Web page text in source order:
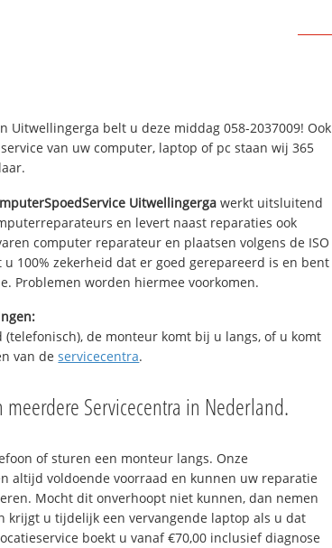
Uitwellingerga belt u deze middag 058-2037009! Ook
van uw computer, laptop of pc staan wij 365
Uitwellingerga werkt uitsluitend
en levert naast reparaties ook
computer reparateur en plaatsen volgens de ISO
u 100% zekerheid dat er goed gerepareerd is en bent
Problemen worden hiermee voorkomen.
de monteur komt bij u langs, of u komt
van deservicecentra.
meerdere Servicecentra in Nederland.
of sturen een monteur langs. Onze
altijd voldoende voorraad en kunnen uw reparatie
Mocht dit onverhoopt niet kunnen, dan nemen
krijgt u tijdelijk een vervangende laptop als u dat
boekt u vanaf €70,00 inclusief diagnose